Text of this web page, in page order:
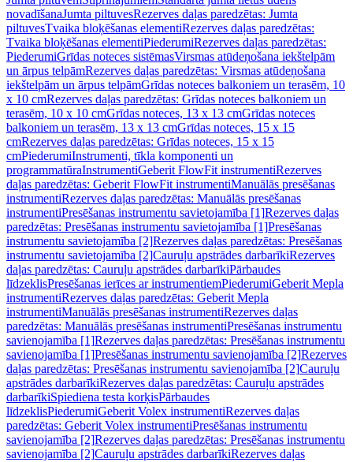
novadīšanaJumta piltuvesRezerves daļas paredzētas: Jumta
piltuvesTvaika bloķēšanas elementiRezerves daļas paredzētas:
Tvaika bloķēšanas elementiPiederumiRezerves daļas paredzētas:
PiederumiGrīdas noteces sistēmasVirsmas atūdeņošana iekštelpām
un ārpus telpāmRezerves daļas paredzētas: Virsmas atūdeņošana
iekštelpām un ārpus telpāmGrīdas noteces balkoniem un terasēm, 10
x 10 cmRezerves daļas paredzētas: Grīdas noteces balkoniem un
terasēm, 10 x 10 cmGrīdas noteces, 13 x 13 cmGrīdas noteces
balkoniem un terasēm, 13 x 13 cmGrīdas noteces, 15 x 15
cmRezerves daļas paredzētas: Grīdas noteces, 15 x 15
cmPiederumiInstrumenti, tīkla komponenti un
programmatūraInstrumentiGeberit FlowFit instrumentiRezerves
daļas paredzētas: Geberit FlowFit instrumentiManuālās presēšanas
instrumentiRezerves daļas paredzētas: Manuālās presēšanas
instrumentiPresēšanas instrumentu savietojamība [1]Rezerves daļas
paredzētas: Presēšanas instrumentu savietojamība [1]Presēšanas
instrumentu savietojamība [2]Rezerves daļas paredzētas: Presēšanas
instrumentu savietojamība [2]Cauruļu apstrādes darbarīkiRezerves
daļas paredzētas: Cauruļu apstrādes darbarīkiPārbaudes
līdzeklisPresēšanas ierīces ar instrumentiemPiederumiGeberit Mepla
instrumentiRezerves daļas paredzētas: Geberit Mepla
instrumentiManuālās presēšanas instrumentiRezerves daļas
paredzētas: Manuālās presēšanas instrumentiPresēšanas instrumentu
savienojamība [1]Rezerves daļas paredzētas: Presēšanas instrumentu
savienojamība [1]Presēšanas instrumentu savienojamība [2]Rezerves
daļas paredzētas: Presēšanas instrumentu savienojamība [2]Cauruļu
apstrādes darbarīkiRezerves daļas paredzētas: Cauruļu apstrādes
darbarīkiSpiediena testa korķisPārbaudes
līdzeklisPiederumiGeberit Volex instrumentiRezerves daļas
paredzētas: Geberit Volex instrumentiPresēšanas instrumentu
savienojamība [2]Rezerves daļas paredzētas: Presēšanas instrumentu
savienojamība [2]Cauruļu apstrādes darbarīkiRezerves daļas